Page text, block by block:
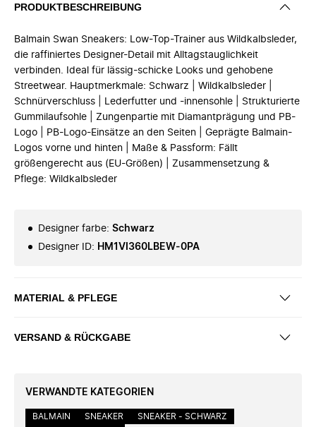
PRODUKTBESCHREIBUNG
Balmain Swan Sneakers: Low-Top-Trainer aus Wildkalbsleder,
die raffiniertes Designer-Detail mit Alltagstauglichkeit
verbinden. Ideal für lässig-schicke Looks und gehobene
Streetwear. Hauptmerkmale: Schwarz | Wildkalbsleder |
Schnürverschluss | Lederfutter und -innensohle | Strukturierte
Gummilaufsohle | Zungenpartie mit Diamantprägung und PB-
Logo | PB-Logo-Einsätze an den Seiten | Geprägte Balmain-
Logos vorne und hinten | Maße & Passform: Fällt
größengerecht aus (EU-Größen) | Zusammensetzung &
Pflege: Wildkalbsleder
Designer farbe: Schwarz
Designer ID: HM1VI360LBEW-0PA
MATERIAL & PFLEGE
VERSAND & RÜCKGABE
VERWANDTE KATEGORIEN
BALMAIN SNEAKER
SNEAKER - SCHWARZ